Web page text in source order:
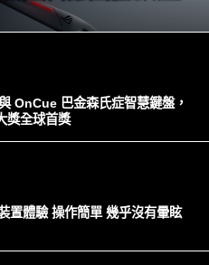
OnCue 巴金森氏症智慧鍵盤，
獎全球首獎
置體驗 操作簡單 幾乎沒有暈眩